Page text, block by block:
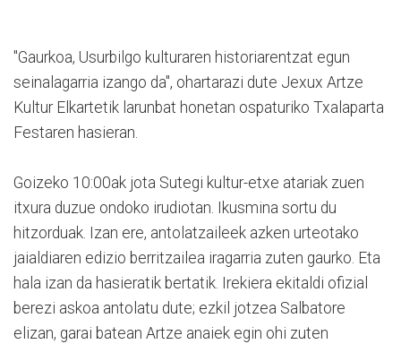
"Gaurkoa, Usurbilgo kulturaren historiarentzat egun
seinalagarria izango da", ohartarazi dute Jexux Artze
Kultur Elkartetik larunbat honetan ospaturiko Txalaparta
Festaren hasieran.
Goizeko 10:00ak jota Sutegi kultur-etxe atariak zuen
itxura duzue ondoko irudiotan. Ikusmina sortu du
hitzorduak. Izan ere, antolatzaileek azken urteotako
jaialdiaren edizio berritzailea iragarria zuten gaurko. Eta
hala izan da hasieratik bertatik. Irekiera ekitaldi ofizial
berezi askoa antolatu dute; ezkil jotzea Salbatore
elizan, garai batean Artze anaiek egin ohi zuten